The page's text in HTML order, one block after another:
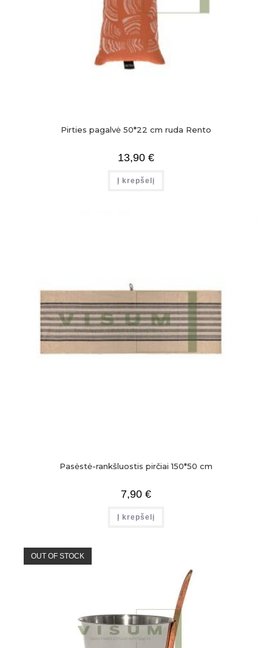
Pirties pagalvė 50*22 cm ruda Rento
13,90 €
Į krepšelį
Pasėstė-rankšluostis pirčiai 150*50 cm
7,90 €
Į krepšelį
OUT OF STOCK